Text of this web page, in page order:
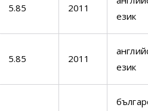
5.85 2011
език
5.85 2011
език